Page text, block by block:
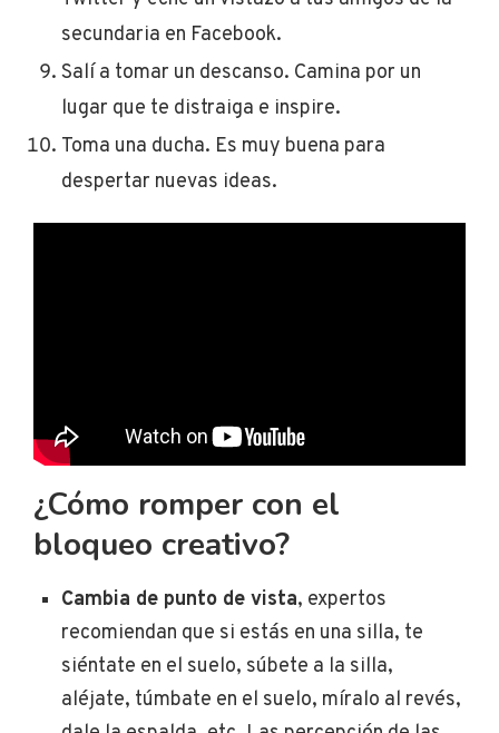
secundaria en Facebook.
Salí a tomar un descanso. Camina por un
lugar que te distraiga e inspire.
Toma una ducha. Es muy buena para
despertar nuevas ideas.
¿Cómo romper con el
bloqueo creativo?
Cambia de punto de vista, expertos
recomiendan que si estás en una silla, te
siéntate en el suelo, súbete a la silla,
aléjate, túmbate en el suelo, míralo al revés,